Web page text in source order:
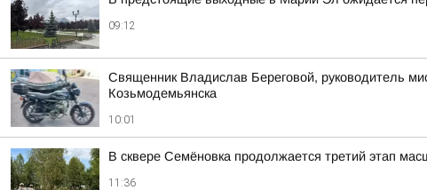
09:12
Священник Владислав Береговой, руководитель
Козьмодемьянска
10:01
В сквере Семёновка продолжается третий этап
11:36